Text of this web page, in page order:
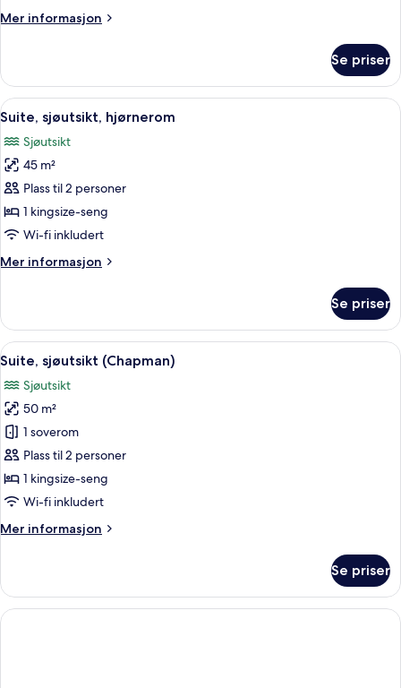
standard,
Mer informasjon
Mer
eller
tomannsrom
–
standard,
2
enkeltsenger
Se priser
Åpne
alle
bildene
av
Suite,
sjøutsikt,
hjørnerom
Suite, sjøutsikt, hjørnerom |
7
Suite, sjøutsikt, hjørnerom
Sjøutsikt
45 m²
Plass til 2 personer
1 kingsize-seng
Wi-fi inkludert
Mer informasjon
Mer
sjøutsikt,
hjørnerom
Se priser
Åpne
alle
bildene
av
Suite,
sjøutsikt
(Chapman)
Suite, sjøutsikt (Chapman) |
9
Suite, sjøutsikt (Chapman)
Sjøutsikt
50 m²
1 soverom
Plass til 2 personer
1 kingsize-seng
Wi-fi inkludert
Mer informasjon
Mer
sjøutsikt
(Chapman)
Se priser